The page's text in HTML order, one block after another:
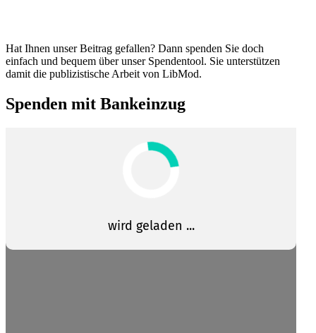
Hat Ihnen unser Beitrag gefallen? Dann spenden Sie doch
einfach und bequem über unser Spendentool. Sie unter­stützen
damit die publi­zis­tische Arbeit von LibMod.
Spenden mit Bankeinzug